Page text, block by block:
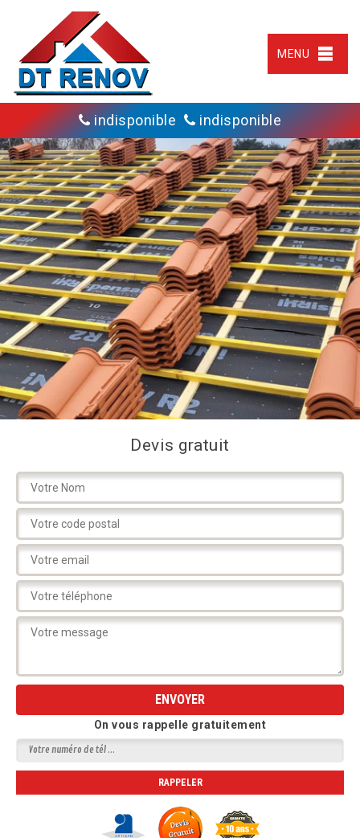
MENU
indisponible indisponible
Devis gratuit
On vous rappelle gratuitement